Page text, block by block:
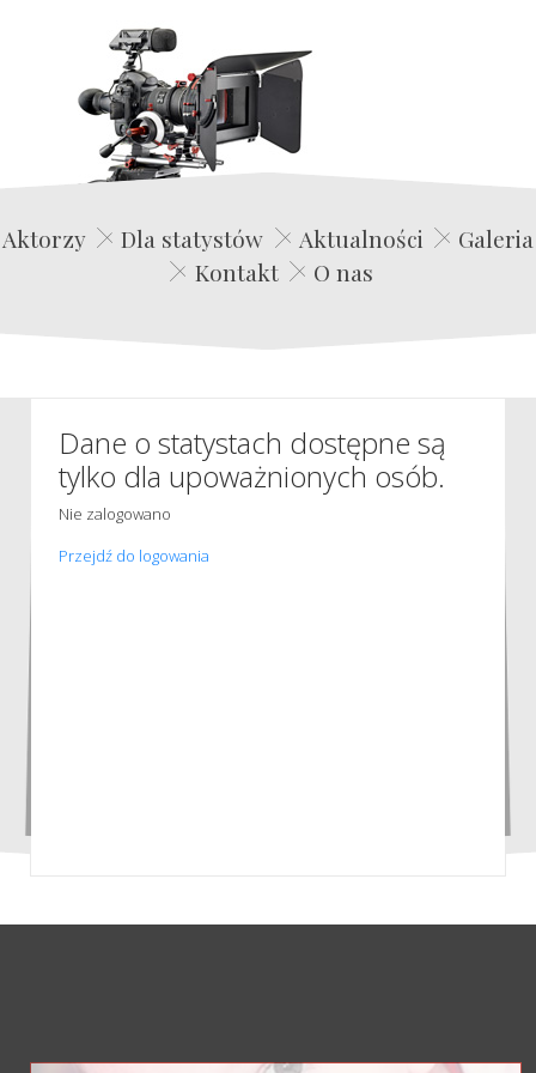
Edwin Film Agencja Aktorska
Aktorzy Dla statystów Aktualności
Galeria
Kontakt
O nas
Dane o statystach dostępne są
tylko dla upoważnionych osób.
Nie zalogowano
Przejdź do logowania